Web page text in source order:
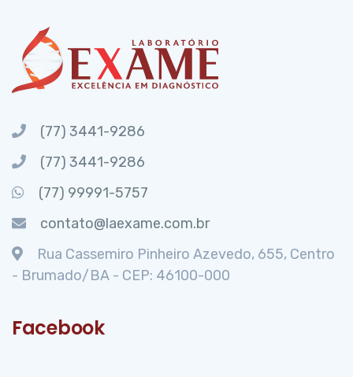
(77) 3441-9286
(77) 3441-9286
(77) 99991-5757
contato@laexame.com.br
Rua Cassemiro Pinheiro Azevedo, 655, Centro
- Brumado/BA - CEP: 46100-000
Facebook